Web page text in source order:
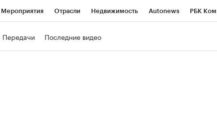
Мероприятия Отрасли Недвижимость Autonews РБК
Передачи Последние видео